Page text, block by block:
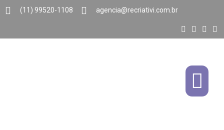
(11) 99520-1108 agencia@recriativi.com.br